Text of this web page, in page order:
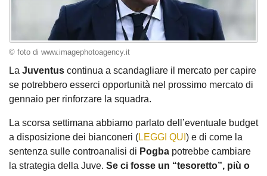
© foto di www.imagephotoagency.it
La Juventus continua a scandagliare il mercato per capire
se potrebbero esserci opportunità nel prossimo mercato di
gennaio per rinforzare la squadra.
La scorsa settimana abbiamo parlato dell’eventuale budget
a disposizione dei bianconeri (LEGGI QUI ) e di come la
sentenza sulle controanalisi di Pogba potrebbe cambiare
la strategia della Juve. Se ci fosse un “tesoretto”, più o